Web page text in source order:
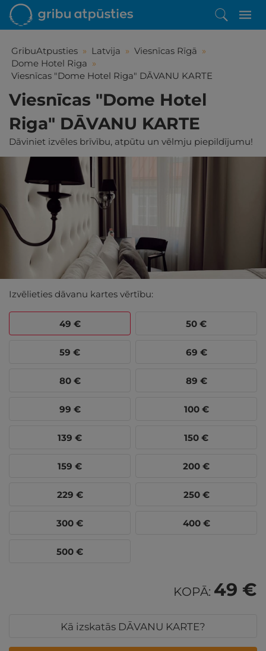
GribuAtpusties » Latvija » Viesnīcas Rīgā »
Dome Hotel Riga »
Viesnīcas "Dome Hotel Riga" DĀVANU KARTE
Viesnīcas "Dome Hotel
Riga" DĀVANU KARTE
Dāviniet izvēles brīvību, atpūtu un vēlmju piepildījumu!
Izvēlieties dāvanu kartes vērtību:
49 € 50 €
59 € 69 €
80 € 89 €
99 € 100 €
139 € 150 €
159 € 200 €
229 € 250 €
300 € 400 €
500 €
KOPĀ: 49 €
Kā izskatās DĀVANU KARTE?